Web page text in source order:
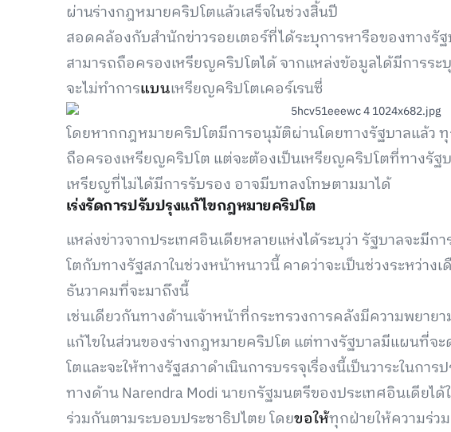
ผ่านร่างกฎหมายคริปโตแล้วเสร็จในช่วงสิ้นปี
สอดคล้องกับสำนักข่าวรอยเตอร์ที่ได้ระบุการหารือของทางรั
สามารถถือครองเหรียญคริปโตได้ จากแหล่งข้อมูลได้มีการระ
จะไม่ทำการแบนเหรียญคริปโตเคอร์เรนซี่
โดยหากกฎหมายคริปโตมีการอนุมัติผ่านโดยทางรัฐบาลแล้ว
ถือครองเหรียญคริปโต แต่จะต้องเป็นเหรียญคริปโตที่ทางรัฐ
เหรียญที่ไม่ได้มีการรับรอง อาจมีบทลงโทษตามมาได้
เร่งรัดการปรับปรุงแก้ไขกฎหมายคริปโต
แหล่งข่าวจากประเทศอินเดียหลายแห่งได้ระบุว่า รัฐบาลจะมีก
โตกับทางรัฐสภาในช่วงหน้าหนาวนี้ คาดว่าจะเป็นช่วงระหว่า
ธันวาคมที่จะมาถึงนี้
เช่นเดียวกันทางด้านเจ้าหน้าที่กระทรวงการคลังมีความพยาย
แก้ไขในส่วนของร่างกฎหมายคริปโต แต่ทางรัฐบาลมีแผนที่จ
โตและจะให้ทางรัฐสภาดำเนินการบรรจุเรื่องนี้เป็นวาระในการป
ทางด้าน Narendra Modi นายกรัฐมนตรีของประเทศอินเดียได้
ร่วมกันตามระบอบประชาธิปไตย โดยขอให้ทุกฝ่ายให้ความร่ว